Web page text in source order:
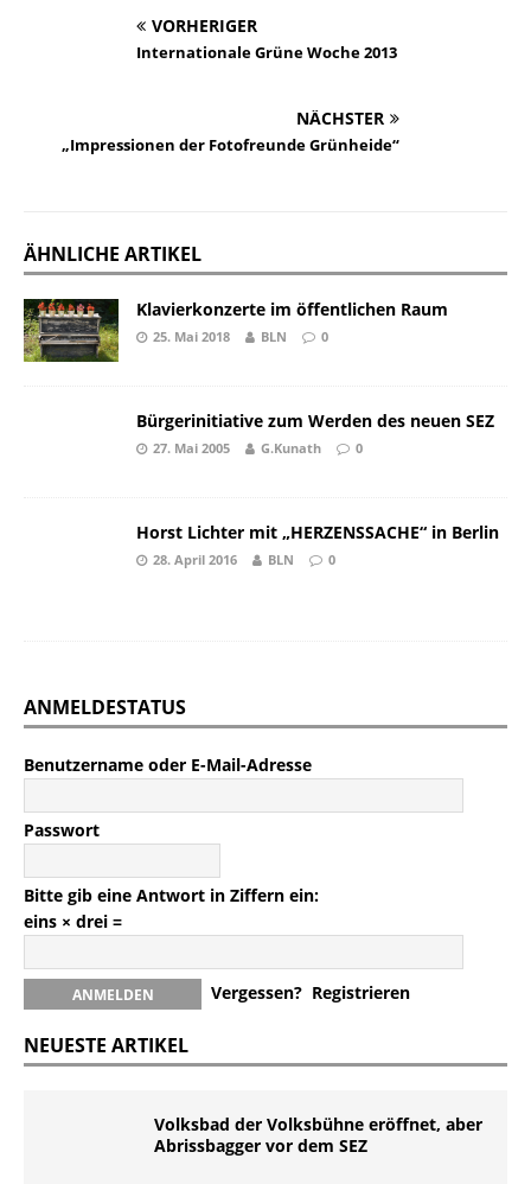
VORHERIGER
Internationale Grüne Woche 2013
NÄCHSTER
„Impressionen der Fotofreunde Grünheide“
ÄHNLICHE ARTIKEL
Klavierkonzerte im öffentlichen Raum
25. Mai 2018 BLN 0
Bürgerinitiative zum Werden des neuen SEZ
27. Mai 2005 G.Kunath 0
Horst Lichter mit „HERZENSSACHE“ in Berlin
28. April 2016 BLN 0
ANMELDESTATUS
Benutzername oder E-Mail-Adresse
Passwort
Bitte gib eine Antwort in Ziffern ein:
eins × drei =
Vergessen? Registrieren
NEUESTE ARTIKEL
Volksbad der Volksbühne eröffnet, aber
Abrissbagger vor dem SEZ